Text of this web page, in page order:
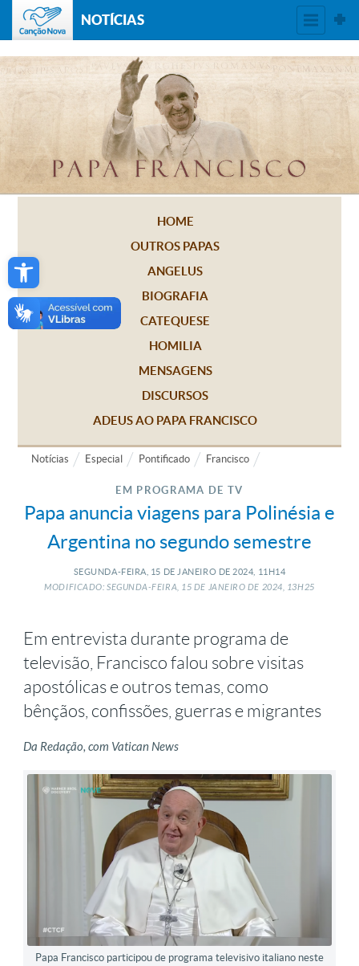
Open toolbar
NOTÍCIAS
HOME
OUTROS PAPAS
ANGELUS
BIOGRAFIA
CATEQUESE
HOMILIA
MENSAGENS
DISCURSOS
ADEUS AO PAPA FRANCISCO
Notícias Especial Pontificado Francisco
EM PROGRAMA DE TV
Papa anuncia viagens para Polinésia e
Argentina no segundo semestre
SEGUNDA-FEIRA, 15 DE JANEIRO DE 2024, 11H14
MODIFICADO: SEGUNDA-FEIRA, 15 DE JANEIRO DE 2024, 13H25
Em entrevista durante programa de
televisão, Francisco falou sobre visitas
apostólicas e outros temas, como
bênçãos, confissões, guerras e migrantes
Da Redação, com Vatican News
Papa Francisco participou de programa televisivo italiano neste